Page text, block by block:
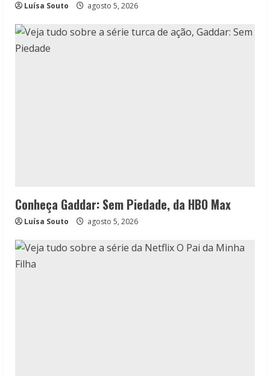
Luísa Souto agosto 5, 2026
Conheça Gaddar: Sem Piedade, da HBO Max
Luísa Souto agosto 5, 2026